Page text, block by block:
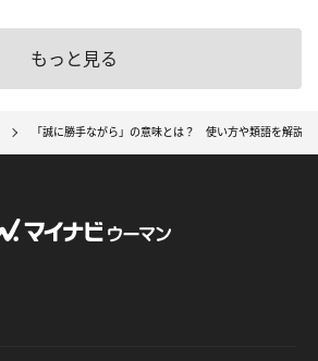
もっと見る
「誠に勝手ながら」の意味とは？ 使い方や類語を解説（